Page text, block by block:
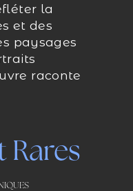
la
et des
paysages
raconte
Rares